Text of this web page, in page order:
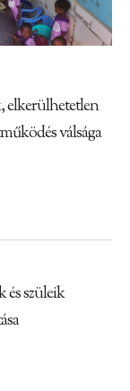
elkerülhetetlen
válsága
és szüleik